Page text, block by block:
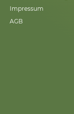
Impressum
AGB